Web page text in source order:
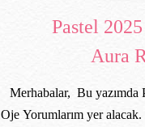
Pastel
Aura
Merhabalar, Bu
Oje Yorumlarım yer